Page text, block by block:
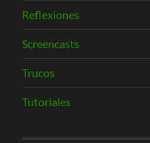
Reflexiones
Screencasts
Trucos
Tutoriales